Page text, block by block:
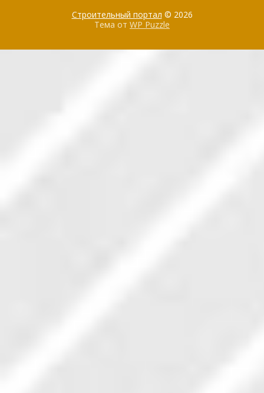
Строительный портал © 2026
Тема от WP Puzzle